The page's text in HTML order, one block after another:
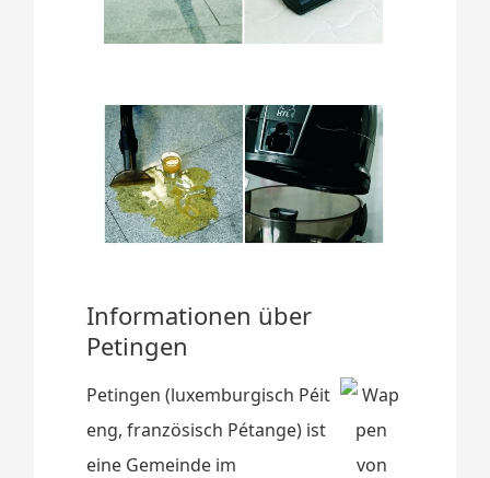
Informationen über
Petingen
Petingen (luxemburgisch Péit
eng, französisch Pétange) ist
eine Gemeinde im